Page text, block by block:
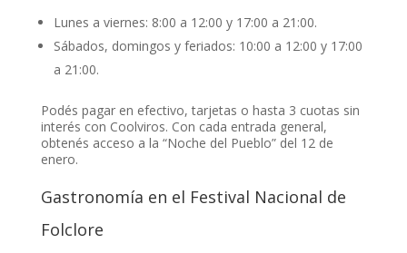
Lunes a viernes: 8:00 a 12:00 y 17:00 a 21:00.
Sábados, domingos y feriados: 10:00 a 12:00 y 17:00
a 21:00.
Podés pagar en efectivo, tarjetas o hasta 3 cuotas sin
interés con Coolviros. Con cada entrada general,
obtenés acceso a la “Noche del Pueblo” del 12 de
enero.
Gastronomía en el Festival Nacional de
Folclore